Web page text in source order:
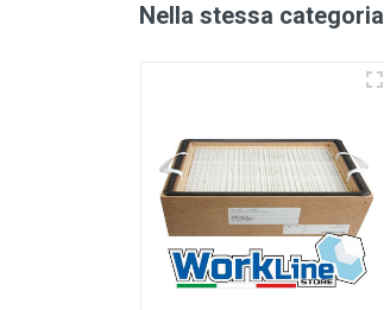
Nella stessa categoria